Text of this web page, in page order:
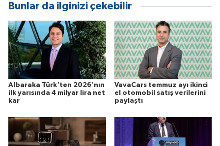
Bunlar da ilginizi çekebilir
Albaraka Türk'ten 2026'nın
ilk yarısında 4 milyar lira net
kar
VavaCars temmuz ayı ikinci
el otomobil satış verilerini
paylaştı